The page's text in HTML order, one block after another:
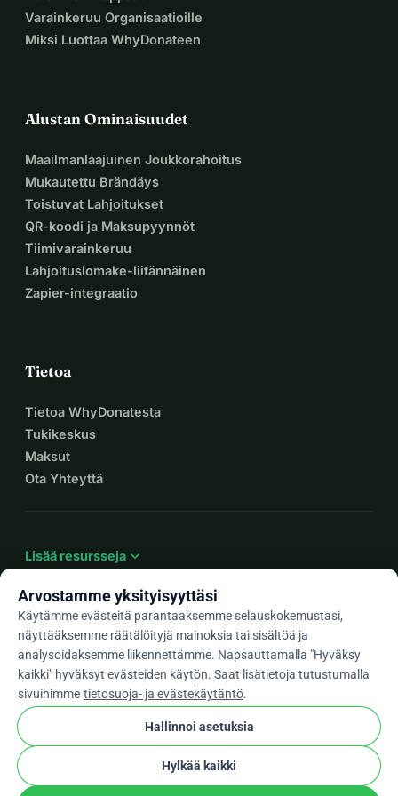
teoksesta Savage (2001)
Valokuvat: Łukasz Biernat
Erityiset kiitokset kaikille osallistujille:
@ewacecyliaa @janek_lewczuk @soniakieryluk
@anetagórkier @openroad111
@nastazja.kus @margorgol
Antakoon sykli alkaa.
Varainkeruu Organisaatioille
Miksi Luottaa WhyDonateen
Alustan Ominaisuudet
Maailmanlaajuinen Joukkorahoitus
Mukautettu Brändäys
Toistuvat Lahjoitukset
QR-koodi ja Maksupyynnöt
Tiimivarainkeruu
Lahjoituslomake-liitännäinen
Zapier-integraatio
Tietoa
Tietoa WhyDonatesta
Tukikeskus
Maksut
Ota Yhteyttä
Lisää resursseja expand_more
Fiarrow_drop_down
★★★★★4,9 / 5 yli 500 arvostelun perusteella
WhyDonate Yksityisyys ja evästeet
Käyttöehdot
Evästeasetukset
Arvostamme yksityisyyttäsi
Käytämme evästeitä parantaaksemme selauskokemustasi,
näyttääksemme räätälöityjä mainoksia tai sisältöä ja
analysoidaksemme liikennettämme. Napsauttamalla "Hyväksy
kaikki" hyväksyt evästeiden käytön. Saat lisätietoja tutustumalla
sivuihimme tietosuoja- ja evästekäytäntö.
Hallinnoi asetuksia
Hylkää kaikki